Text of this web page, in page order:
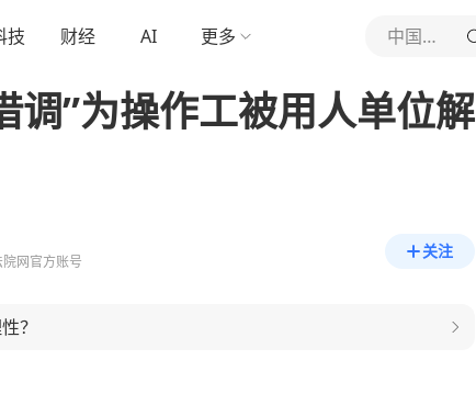
技 财经 AI 更多 中国法院网
调”为操作工被用人单位解
院网官方账号
关注
？